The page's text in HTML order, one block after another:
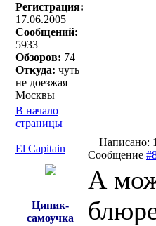
Регистрация:
17.06.2005
Сообщений:
5933
Обзоров: 74
Откуда: чуть
не доезжая
Москвы
В начало
страницы
El Capitain
Написано:
Сообщение
Циник-
самоучка
А